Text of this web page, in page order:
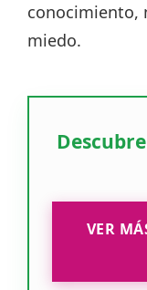
conocimiento,
miedo.
VER